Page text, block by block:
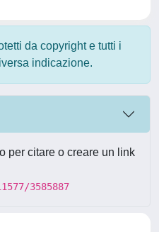
da copyright e tutti i
indicazione.
per citare o creare un link
3585887